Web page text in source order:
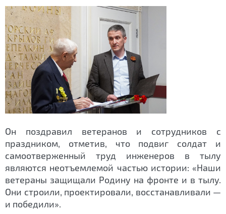
Он поздравил ветеранов и сотрудников с
праздником, отметив, что подвиг солдат и
самоотверженный труд инженеров в тылу
являются неотъемлемой частью истории: «Наши
ветераны защищали Родину на фронте и в тылу.
Они строили, проектировали, восстанавливали —
и победили».